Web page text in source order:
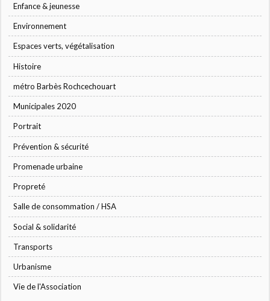
Enfance & jeunesse
Environnement
Espaces verts, végétalisation
Histoire
métro Barbès Rochcechouart
Municipales 2020
Portrait
Prévention & sécurité
Promenade urbaine
Propreté
Salle de consommation / HSA
Social & solidarité
Transports
Urbanisme
Vie de l'Association